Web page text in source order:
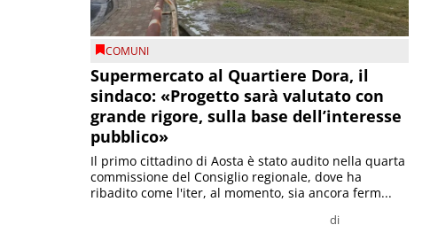
COMUNI
Supermercato al Quartiere Dora, il
sindaco: «Progetto sarà valutato con
grande rigore, sulla base dell’interesse
pubblico»
di
Il primo cittadino di Aosta è stato audito nella quarta
commissione del Consiglio regionale, dove ha
ribadito come l'iter, al momento, sia ancora ferm...